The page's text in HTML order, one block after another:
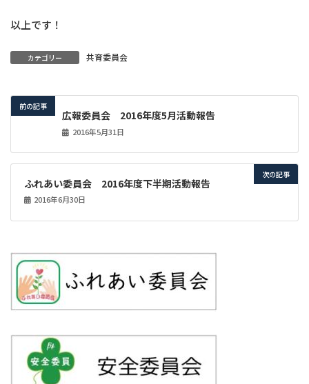
以上です！
カテゴリー 共育委員会
前の記事
広報委員会 2016年度5月活動報告
2016年5月31日
次の記事
ふれあい委員会 2016年度下半期活動報告
2016年6月30日